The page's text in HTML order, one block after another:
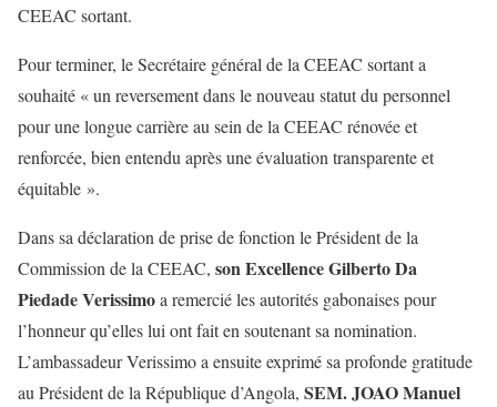
CEEAC sortant.
Pour terminer, le Secrétaire général de la CEEAC sortant a
souhaité « un reversement dans le nouveau statut du personnel
pour une longue carrière au sein de la CEEAC rénovée et
renforcée, bien entendu après une évaluation transparente et
équitable ».
Dans sa déclaration de prise de fonction le Président de la
Commission de la CEEAC, son Excellence Gilberto Da
Piedade Verissimoa remercié les autorités gabonaises pour
l’honneur qu’elles lui ont fait en soutenant sa nomination.
L’ambassadeur Verissimo a ensuite exprimé sa profonde gratitude
au Président de la République d’Angola, SEM. JOAO Manuel